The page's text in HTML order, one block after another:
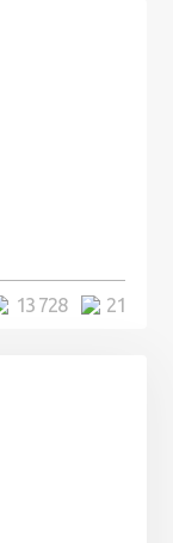
21
13 728